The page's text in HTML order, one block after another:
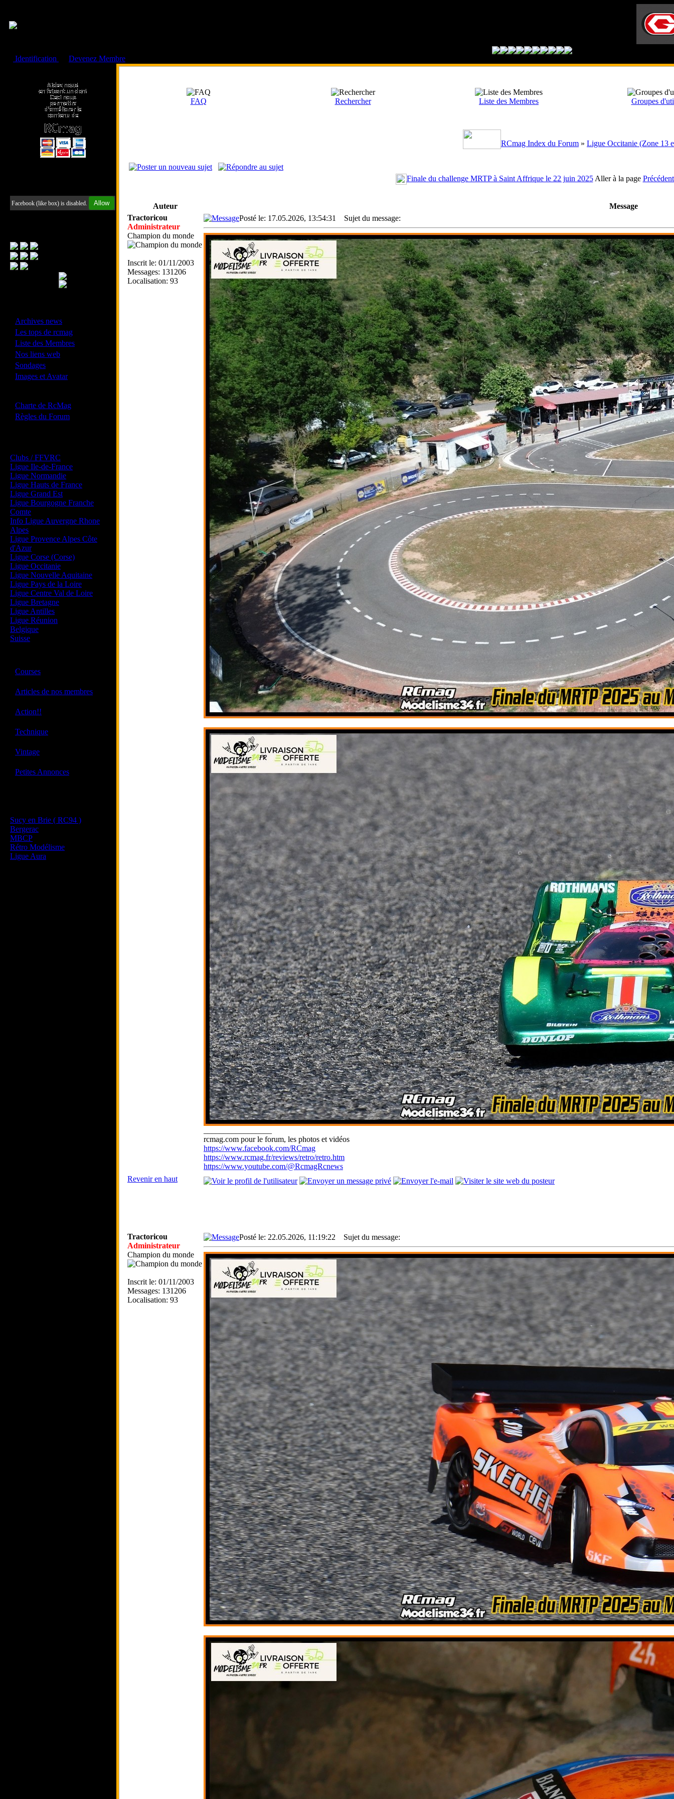
Identification
Devenez Membre
Facebook (like box) is disabled. Allow
Archives news
Les tops de rcmag
Liste des Membres
Nos liens web
Sondages
Images et Avatar
Charte de RcMag
Règles du Forum
Clubs / FFVRC
Ligue Ile-de-France
Ligue Normandie
Ligue Hauts de France
Ligue Grand Est
Ligue Bourgogne Franche
Comte
Info Ligue Auvergne Rhone
Alpes
Ligue Provence Alpes Côte
d'Azur
Ligue Corse (Corse)
Ligue Occitanie
Ligue Nouvelle Aquitaine
Ligue Pays de la Loire
Ligue Centre Val de Loire
Ligue Bretagne
Ligue Antilles
Ligue Réunion
Belgique
Suisse
Courses
Articles de nos membres
Action!!
Technique
Vintage
Petites Annonces
Sucy en Brie ( RC94 )
Bergerac
MBCP
Rétro Modélisme
Ligue Aura
FAQ Rechercher Liste des Membres Groupes
RCmag Index du Forum » Ligue Occitanie (Zone 13
Finale du challenge MRTP à Saint Affrique le 22 juin 2025Aller à la page
Auteur
Message
Tractoricou
Administrateur
Champion du monde
Inscrit le: 01/11/2003
Messages: 131206
Localisation: 93
Posté le: 17.05.2026, 13:54:31 Sujet du message:
rcmag.com pour le forum, les photos et vidéos
https://www.facebook.com/RCmag
https://www.rcmag.fr/reviews/retro/retro.htm
https://www.youtube.com/@RcmagRcnews
Revenir en haut
Tractoricou
Administrateur
Champion du monde
Inscrit le: 01/11/2003
Messages: 131206
Localisation: 93
Posté le: 22.05.2026, 11:19:22 Sujet du message: